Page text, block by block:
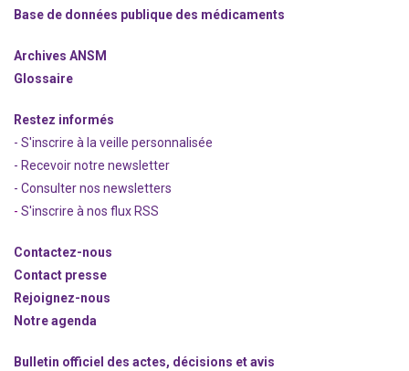
Base de données publique des médicaments
Archives ANSM
Glossaire
Restez informés
- S'inscrire à la veille personnalisée
- Recevoir notre newsletter
- Consulter nos newsletters
- S'inscrire à nos flux RSS
Contactez-nous
Contact presse
Rejoignez-nous
Notre agenda
Bulletin officiel des actes, décisions et avis